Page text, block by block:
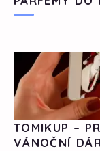
TOMIKUP –
VÁNOČNÍ